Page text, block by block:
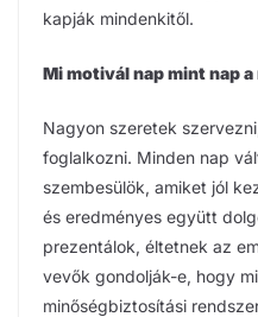
kapják mindenkitől.
Mi motivál nap mint nap
Nagyon szeretek
foglalkozni. Minden nap
szembesülök, amiket jól
és eredményes együtt
prezentálok, éltetnek az
vevők gondolják-e, hogy
minőségbiztosítási